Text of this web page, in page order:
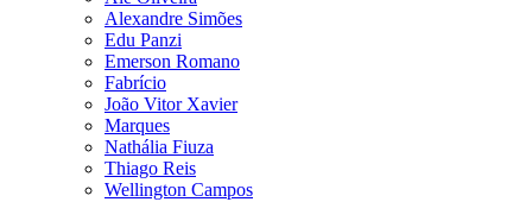
Alexandre Simões
Edu Panzi
Emerson Romano
Fabrício
João Vitor Xavier
Marques
Nathália Fiuza
Thiago Reis
Wellington Campos